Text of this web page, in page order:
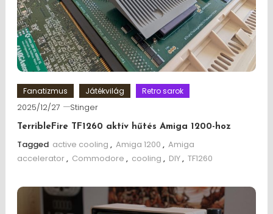
Fanatizmus Játékvilág Retro sarok
2025/12/27 Stinger
TerribleFire TF1260 aktív hűtés Amiga 1200-hoz
Tagged active cooling , Amiga 1200 , Amiga
accelerator, Commodore , cooling , DIY, TF1260